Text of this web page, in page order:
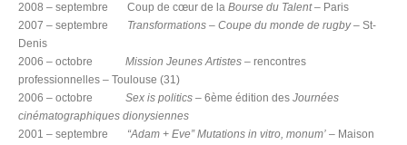
2008 – septembre Coup de cœur de la Bourse du Talent– Paris
2007 – septembre Transformations – Coupe du monde de rugby– St-
Denis
2006 – octobre Mission Jeunes Artistes – rencontres
professionnelles – Toulouse (31)
2006 – octobre Sex is politics – 6ème édition des Journées
cinématographiques dionysiennes
2001 – septembre “Adam + Eve” Mutations in vitro, monum’ – Maison